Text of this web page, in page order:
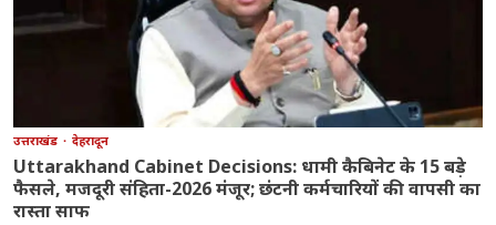
उत्तराखंड देहरादून
Uttarakhand Cabinet Decisions: धामी कैबिनेट के 15 बड़े
फैसले, मजदूरी संहिता-2026 मंजूर; छंटनी कर्मचारियों की वापसी का
रास्ता साफ